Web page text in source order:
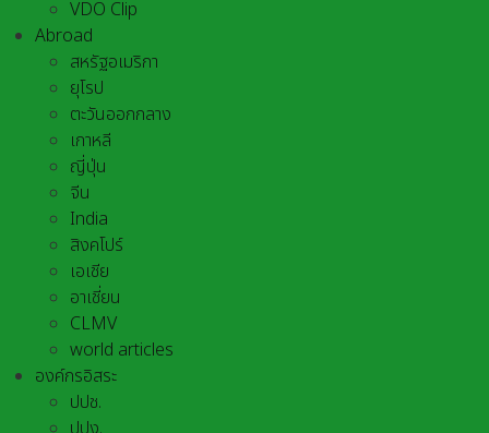
VDO Clip
Abroad
สหรัฐอเมริกา
ยุโรป
ตะวันออกกลาง
เกาหลี
ญี่ปุ่น
จีน
India
สิงคโปร์
เอเชีย
อาเชี่ยน
CLMV
world articles
องค์กรอิสระ
ปปช.